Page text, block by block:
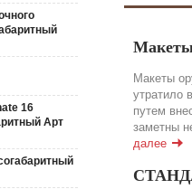
16
Арт
Макеты
Макеты
утратило
путем
заметны
далее